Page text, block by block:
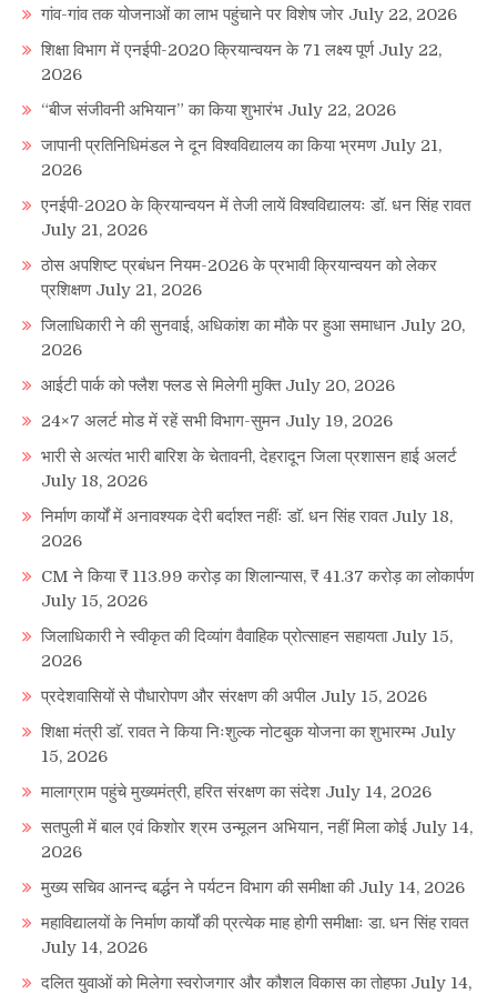
गांव-गांव तक योजनाओं का लाभ पहुंचाने पर विशेष जोर July 22, 2026
शिक्षा विभाग में एनईपी-2020 क्रियान्वयन के 71 लक्ष्य पूर्ण July 22,
2026
“बीज संजीवनी अभियान” का किया शुभारंभ July 22, 2026
जापानी प्रतिनिधिमंडल ने दून विश्वविद्यालय का किया भ्रमण July 21,
2026
एनईपी-2020 के क्रियान्वयन में तेजी लायें विश्वविद्यालयः डॉ. धन सिंह रावत
July 21, 2026
ठोस अपशिष्ट प्रबंधन नियम-2026 के प्रभावी क्रियान्वयन को लेकर
प्रशिक्षण July 21, 2026
जिलाधिकारी ने की सुनवाई, अधिकांश का मौके पर हुआ समाधान July 20,
2026
आईटी पार्क को फ्लैश फ्लड से मिलेगी मुक्ति July 20, 2026
24×7 अलर्ट मोड में रहें सभी विभाग-सुमन July 19, 2026
भारी से अत्यंत भारी बारिश के चेतावनी, देहरादून जिला प्रशासन हाई अलर्ट
July 18, 2026
निर्माण कार्यों में अनावश्यक देरी बर्दाश्त नहींः डाॅ. धन सिंह रावत July 18,
2026
CM ने किया ₹ 113.99 करोड़ का शिलान्यास, ₹ 41.37 करोड़ का लोकार्पण
July 15, 2026
जिलाधिकारी ने स्वीकृत की दिव्यांग वैवाहिक प्रोत्साहन सहायता July 15,
2026
प्रदेशवासियों से पौधारोपण और संरक्षण की अपील July 15, 2026
शिक्षा मंत्री डाॅ. रावत ने किया निःशुल्क नोटबुक योजना का शुभारम्भ July
15, 2026
मालाग्राम पहुंचे मुख्यमंत्री, हरित संरक्षण का संदेश July 14, 2026
सतपुली में बाल एवं किशोर श्रम उन्मूलन अभियान, नहीं मिला कोई July 14,
2026
मुख्य सचिव आनन्द बर्द्धन ने पर्यटन विभाग की समीक्षा की July 14, 2026
महाविद्यालयों के निर्माण कार्यों की प्रत्येक माह होगी समीक्षाः डा. धन सिंह रावत
July 14, 2026
दलित युवाओं को मिलेगा स्वरोजगार और कौशल विकास का तोहफा July 14,